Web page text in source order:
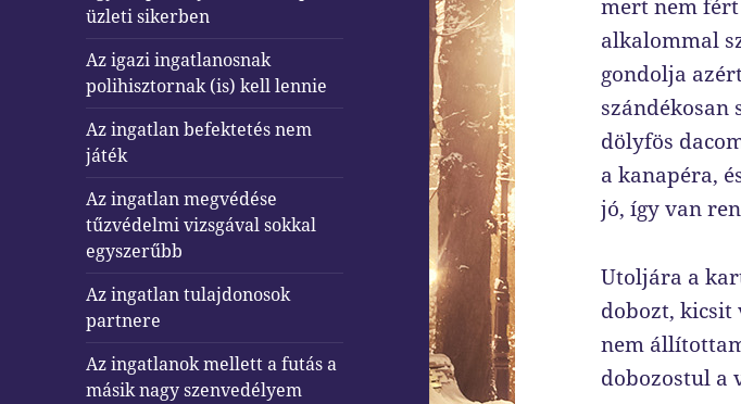
üzleti sikerben
Az igazi ingatlanosnak
polihisztornak (is) kell lennie
Az ingatlan befektetés nem
játék
Az ingatlan megvédése
tűzvédelmi vizsgával sokkal
egyszerűbb
Az ingatlan tulajdonosok
partnere
Az ingatlanok mellett a futás a
másik nagy szenvedélyem
mert nem fért
alkalommal
gondolja
szándékosan
dölyfös
a kanapéra,
jó, így van
Utoljára a
dobozt, kicsit
nem
dobozostul a